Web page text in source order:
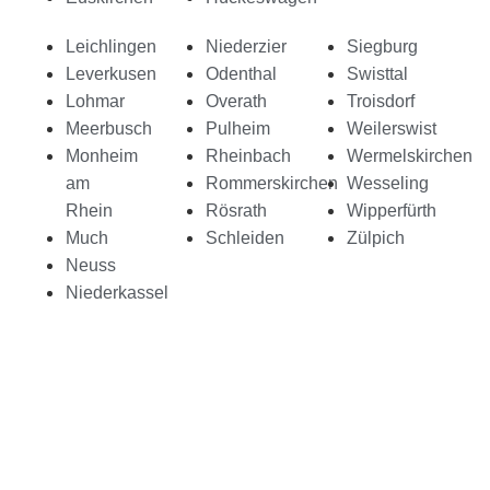
Leichlingen
Leverkusen
Lohmar
Meerbusch
Monheim
am
Rhein
Much
Neuss
Niederkassel
Niederzier
Odenthal
Overath
Pulheim
Rheinbach
Rommerskirchen
Rösrath
Schleiden
Siegburg
Swisttal
Troisdorf
Weilerswist
Wermelskirchen
Wesseling
Wipperfürth
Zülpich